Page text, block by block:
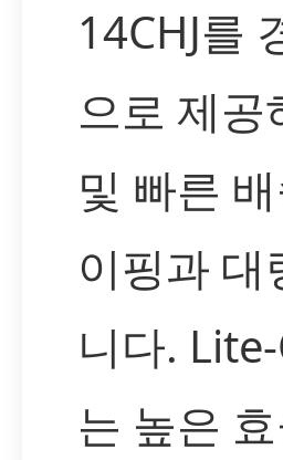
14CHJ를
으로 제
및 빠른
이핑과
니다.
는 높은